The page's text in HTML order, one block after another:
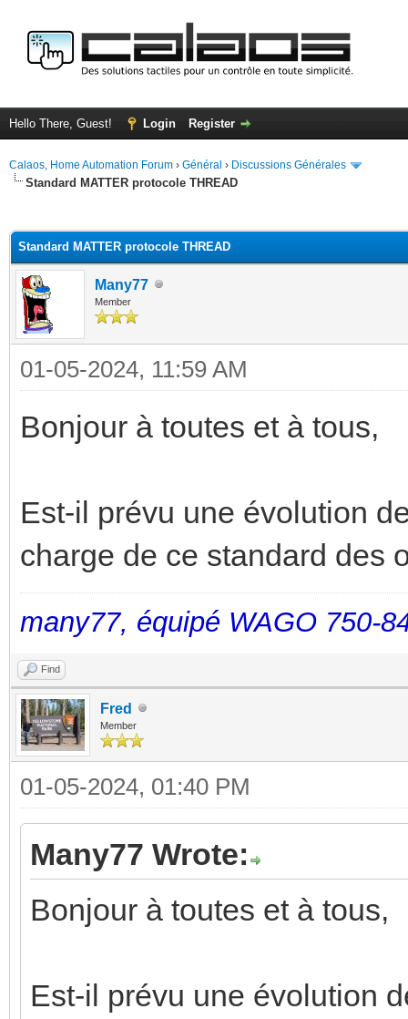
Hello There, Guest! Login Register
Calaos, Home Automation Forum › Général › Discussions Générales
Standard MATTER protocole THREAD
Standard MATTER protocole THREAD
Many77
Member
01-05-2024, 11:59 AM
Bonjour à toutes et à tous,
Est-il prévu une évolution
charge de ce standard des
many77, équipé WAGO 750-
Find
Fred
Member
01-05-2024, 01:40 PM
Many77 Wrote:
Bonjour à toutes et à tous,
Est-il prévu une évolution